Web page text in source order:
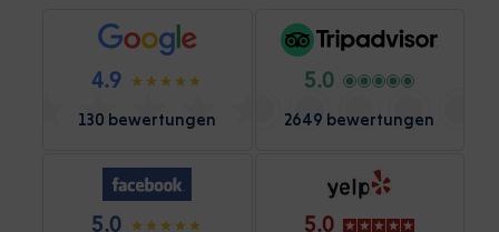
4.9
130 bewertungen
5.0
2649 bewertungen
5.0 5.0